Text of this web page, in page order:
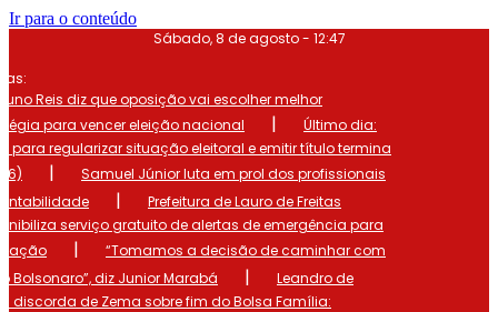
Ir para o conteúdo
Sábado, 8 de agosto - 12:47
Reis diz que oposição vai escolher melhor
para vencer eleição nacional
|
Último dia:
para regularizar situação eleitoral e emitir título termina
|
Samuel Júnior luta em prol dos profissionais
|
Prefeitura de Lauro de Freitas
serviço gratuito de alertas de emergência para
|
“Tomamos a decisão de caminhar com
Bolsonaro”, diz Junior Marabá
|
Leandro de
discorda de Zema sobre fim do Bolsa Família: